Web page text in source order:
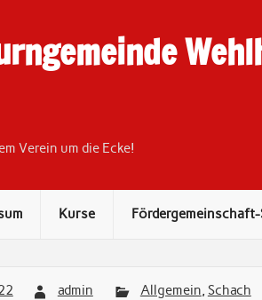
Verein um die Ecke!
Kurse
admin Allgemein, Schach